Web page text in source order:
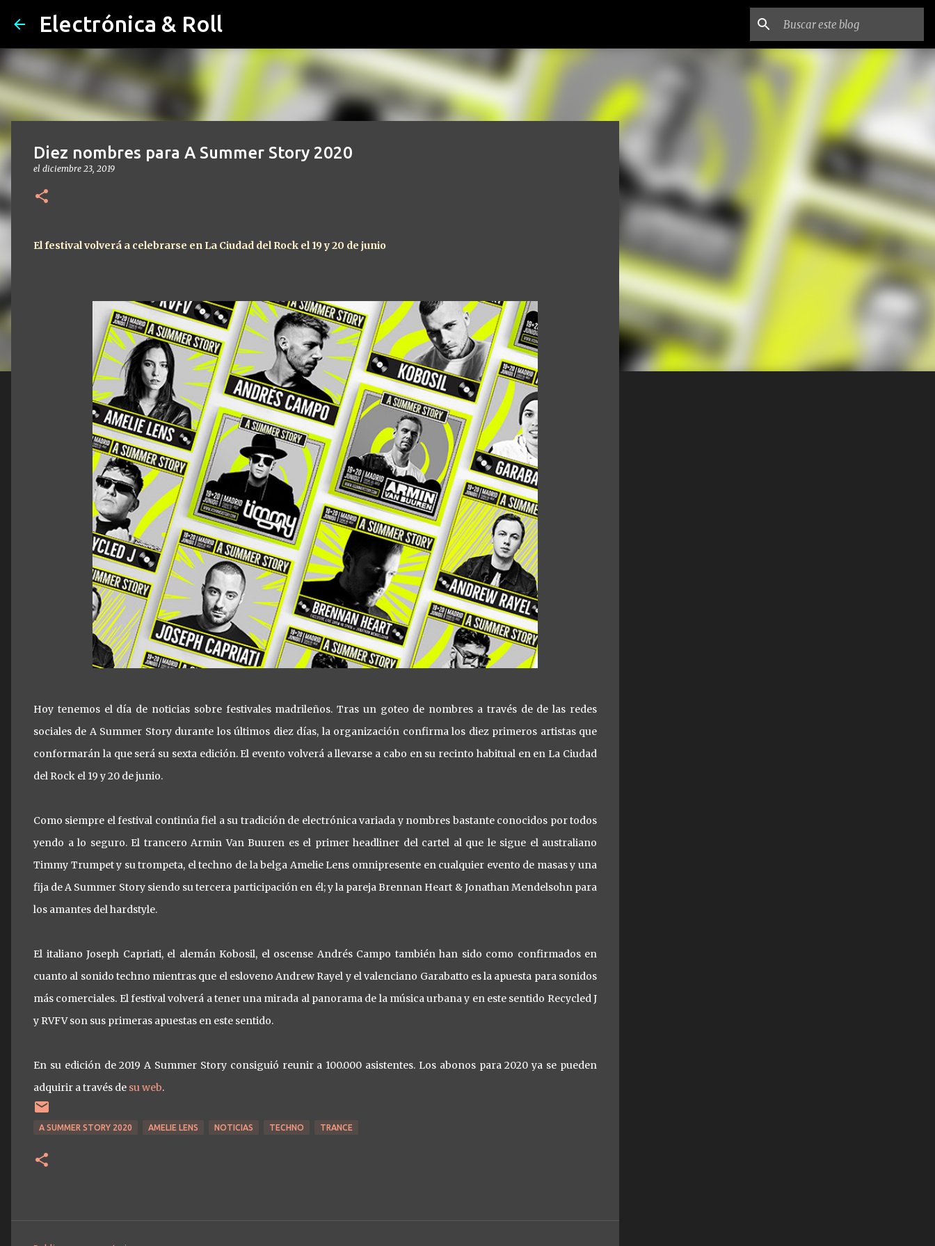
Electrónica & Roll
Diez nombres para A Summer Story 2020
el diciembre 23, 2019
El festival volverá a celebrarse en La Ciudad del Rock el 19 y 20 de junio
Hoy tenemos el día de noticias sobre festivales madrileños. Tras un goteo de nombres a través de de las redes
sociales de A Summer Story durante los últimos diez días, la organización confirma los diez primeros artistas que
conformarán la que será su sexta edición. El evento volverá a llevarse a cabo en su recinto habitual en en La Ciudad
del Rock el 19 y 20 de junio.
Como siempre el festival continúa fiel a su tradición de electrónica variada y nombres bastante conocidos por todos
yendo a lo seguro. El trancero Armin Van Buuren es el primer headliner del cartel al que le sigue el australiano
Timmy Trumpet y su trompeta, el techno de la belga Amelie Lens omnipresente en cualquier evento de masas y una
fija de A Summer Story siendo su tercera participación en él; y la pareja Brennan Heart & Jonathan Mendelsohn para
los amantes del hardstyle.
El italiano Joseph Capriati, el alemán Kobosil, el oscense Andrés Campo también han sido como confirmados en
cuanto al sonido techno mientras que el esloveno Andrew Rayel y el valenciano Garabatto es la apuesta para sonidos
más comerciales. El festival volverá a tener una mirada al panorama de la música urbana y en este sentido Recycled J
y RVFV son sus primeras apuestas en este sentido.
En su edición de 2019 A Summer Story consiguió reunir a 100.000 asistentes. Los abonos para 2020 ya se pueden
adquirir a través de su web.
A SUMMER STORY 2020 AMELIE LENS NOTICIAS TECHNO TRANCE